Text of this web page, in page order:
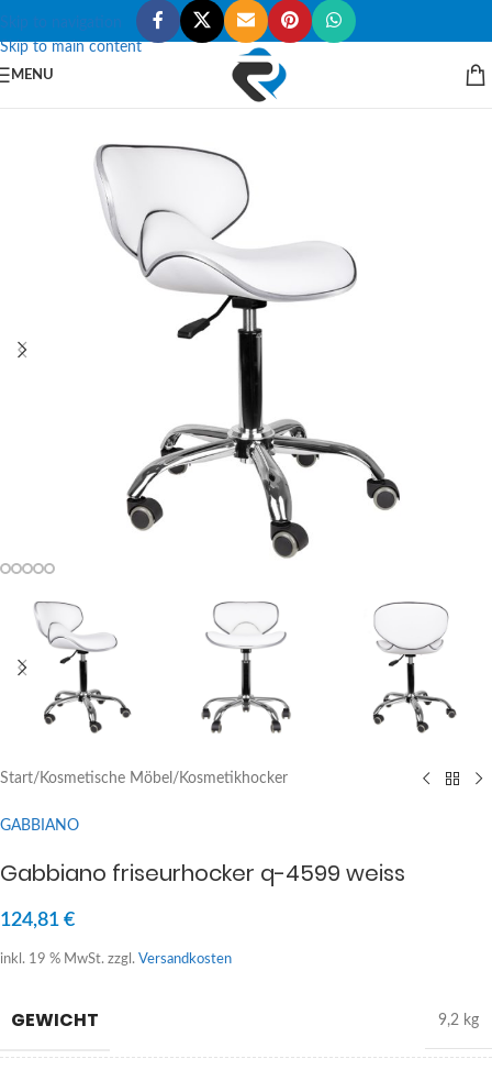
Skip to navigation
Skip to main content
MENU
Start/ Kosmetische Möbel / Kosmetikhocker
GABBIANO
Gabbiano friseurhocker q-4599 weiss
124,81 €
inkl. 19 % MwSt. zzgl. Versandkosten
GEWICHT 9,2 kg